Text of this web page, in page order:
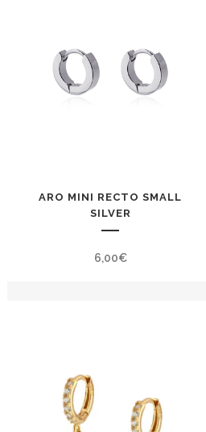
ARO MINI RECTO SMALL
SILVER
6,00€